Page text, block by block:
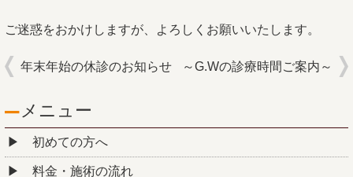
ご迷惑をおかけしますが、よろしくお願いいたします。
年末年始の休診のお知らせ ～G.Wの診療時間ご案内～
メニュー
初めての方へ
料金・施術の流れ